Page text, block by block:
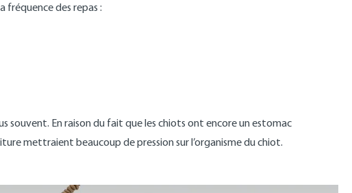
fréquence des repas :
souvent. En raison du fait que les chiots ont encore un estomac
mettraient beaucoup de pression sur l’organisme du chiot.